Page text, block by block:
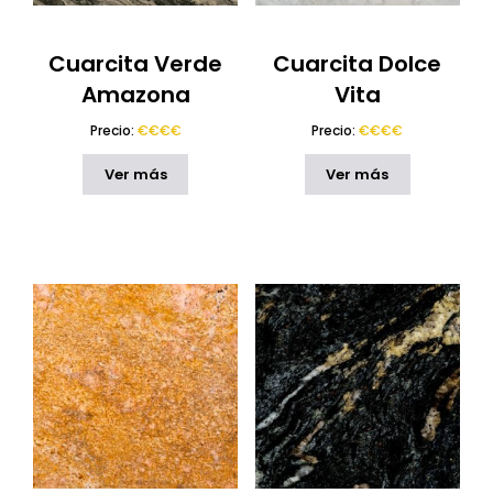
Encimeras Porcelánicas Venux Surfaces (10)
Laminam
(59)
Porcelanosa XTONE
SapienStone
Techlam Top (49)
Mármol Levantina (10)
Mármol Natural (50)
Naturamia (24)
Ofertas (59)
Techlam (4)
Onix (2)
Pizarra (5)
Cuarcita Verde
Amazona
Precio: €€€€
Ver más
Cuarcita Dolce
Vita
Precio:€€€€
Ver más